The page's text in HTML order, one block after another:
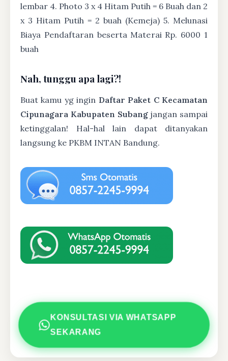
lembar 4. Photo 3 x 4 Hitam Putih = 6 Buah dan 2
x 3 Hitam Putih = 2 buah (Kemeja) 5. Melunasi
Biaya Pendaftaran beserta Materai Rp. 6000 1
buah
Nah, tunggu apa lagi?!
Buat kamu yg ingin Daftar Paket C Kecamatan
Cipunagara Kabupaten Subangjangan sampai
ketinggalan! Hal-hal lain dapat ditanyakan
langsung ke PKBM INTAN Bandung.
KONSULTASI VIA WHATSAPP
SEKARANG